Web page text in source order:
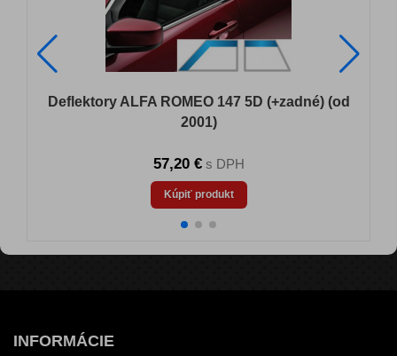
Deflektory ALFA ROMEO 147 5D (+zadné) (od
2001)
57,20 €s DPH
Kúpiť produkt
INFORMÁCIE